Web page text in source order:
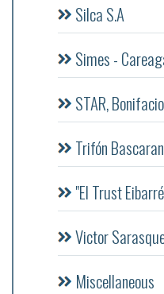
Silca S.A
Simes -
STAR,
Trifón
"El Trust
Victor
Miscellaneous